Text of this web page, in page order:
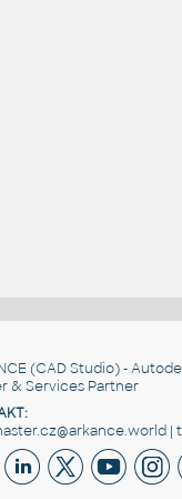
(CAD Studio) -
& Services Partner
|